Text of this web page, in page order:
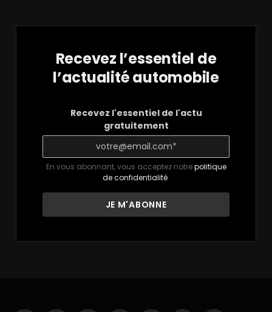
Recevez l’essentiel de
l’actualité automobile
Recevez l'essentiel de l'actu
gratuitement
En vous abonnant, vous acceptez notrepolitique
de confidentialité.